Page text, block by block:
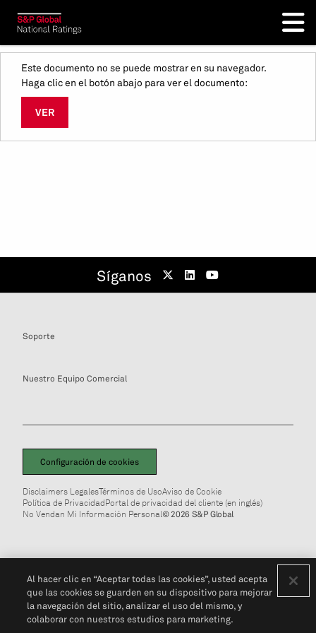
Este documento no se puede mostrar en su navegador.
Haga clic en el botón abajo para ver el documento:
VER
Síganos
Soporte
Nuestro Equipo Comercial
Configuración de cookies
Disclaimers LegalesTérminos de UsoAviso de Cookie
Política de PrivacidadPortal de privacidad del cliente (en inglés)
No Vendan Mi Información Personal© 2026 S&P Global
Al hacer clic en “Aceptar todas las cookies”, usted acepta
que las cookies se guarden en su dispositivo para mejorar
la navegación del sitio, analizar el uso del mismo, y
colaborar con nuestros estudios para marketing.